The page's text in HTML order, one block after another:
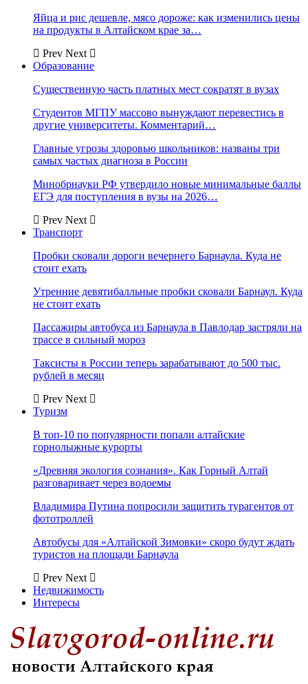
Яйца и рис дешевле, мясо дороже: как изменились цены
на продукты в Алтайском крае за…
Prev Next
Образование
Существенную часть платных мест сократят в вузах
Студентов МГПУ массово вынуждают перевестись в
другие университеты. Комментарий…
Главные угрозы здоровью школьников: названы три
самых частых диагноза в России
Минобрнауки РФ утвердило новые минимальные баллы
ЕГЭ для поступления в вузы на 2026…
Prev Next
Транспорт
Пробки сковали дороги вечернего Барнаула. Куда не
стоит ехать
Утренние девятибалльные пробки сковали Барнаул. Куда
не стоит ехать
Пассажиры автобуса из Барнаула в Павлодар застряли на
трассе в сильный мороз
Таксисты в России теперь зарабатывают до 500 тыс.
рублей в месяц
Prev Next
Туризм
В топ-10 по популярности попали алтайские
горнолыжные курорты
«Древняя экология сознания». Как Горный Алтай
разговаривает через водоемы
Владимира Путина попросили защитить турагентов от
фототроллей
Автобусы для «Алтайской Зимовки» скоро будут ждать
туристов на площади Барнаула
Prev Next
Недвижимость
Интересы